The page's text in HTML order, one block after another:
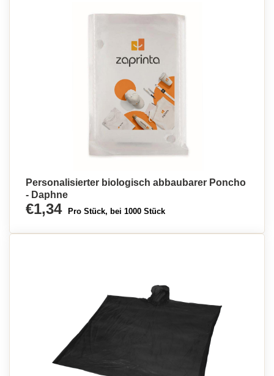
Personalisierter biologisch abbaubarer Poncho
- Daphne
€1,34 Pro Stück, bei 1000 Stück